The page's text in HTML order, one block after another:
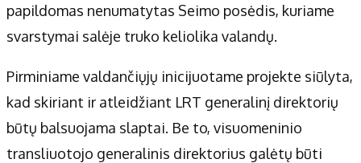
papildomas nenumatytas Seimo posėdis, kuriame
svarstymai salėje truko keliolika valandų.
Pirminiame valdančiųjų inicijuotame projekte siūlyta,
kad skiriant ir atleidžiant LRT generalinį direktorių
būtų balsuojama slaptai. Be to, visuomeninio
transliuotojo generalinis direktorius galėtų būti